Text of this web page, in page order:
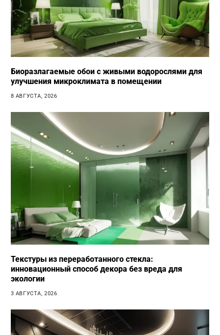
Биоразлагаемые обои с живыми водорослями для
улучшения микроклимата в помещении
8 АВГУСТА, 2026
Текстуры из переработанного стекла:
инновационный способ декора без вреда для
экологии
3 АВГУСТА, 2026